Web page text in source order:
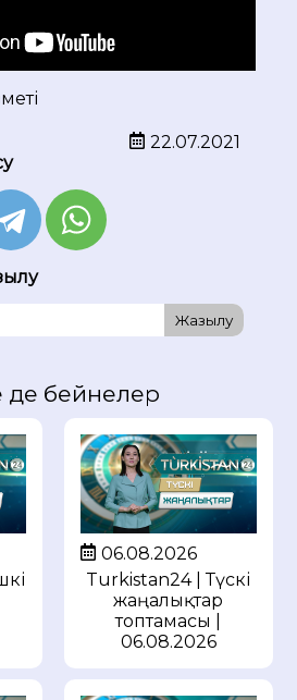
22.07.2021
Жазылу
де бейнелер
06.08.2026
Turkistan24 | Түскі
жаңалықтар
топтамасы |
06.08.2026